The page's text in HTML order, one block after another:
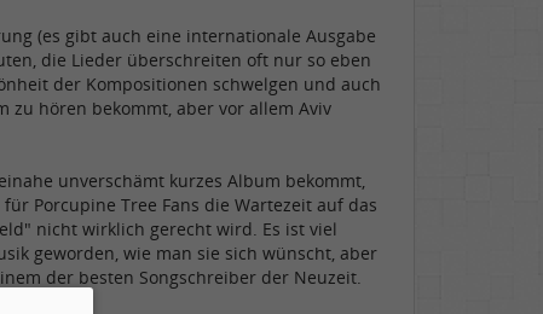
(es gibt auch eine internationale Ausgabe
die Lieder überschreiten oft nur so eben
der Kompositionen schwelgen und auch
zu hören bekommt, aber vor allem Aviv
unverschämt kurzes Album bekommt,
Porcupine Tree Fans die Wartezeit auf das
nicht wirklich gerecht wird. Es ist viel
geworden, wie man sie sich wünscht, aber
der besten Songschreiber der Neuzeit.